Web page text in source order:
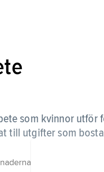
som kvinnor utför
till utgifter som
mellan